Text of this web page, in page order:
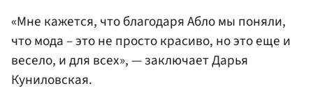
«Мне кажется, что благодаря Абло мы поняли,
что мода – это не просто красиво, но это еще и
весело, и для всех», — заключает Дарья
Куниловская.